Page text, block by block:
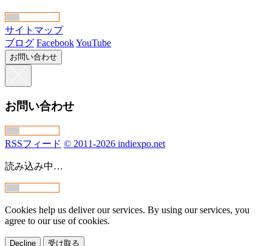
サイトマップ
ブログ FacebookYouTube
お問い合わせ
お問い合わせ
RSSフィード © 2011-2026 indiexpo.net
読み込み中…
Cookies help us deliver our services. By using our services, you
agree to our use of cookies.
Decline 受け取る